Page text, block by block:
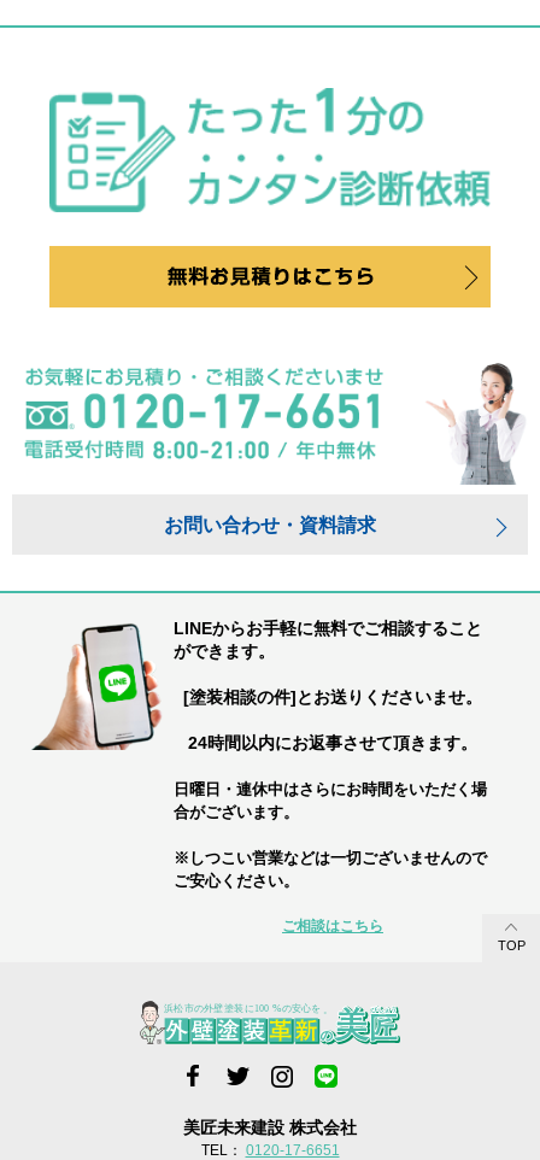
お問い合わせ・資料請求
LINEからお手軽に無料でご相談すること
ができます。
[塗装相談の件]とお送りくださいませ。
24時間以内にお返事させて頂きます。
日曜日・連休中はさらにお時間をいただく場
合がございます。
※しつこい営業などは一切ございませんので
ご安心ください。
ご相談はこちら
TOP
美匠未来建設 株式会社
TEL： 0120-17-6651